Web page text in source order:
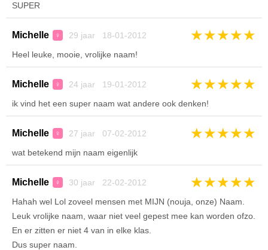
SUPER
Michelle ♀ 29 jaar 18-01-2012 ★★★★★
Heel leuke, mooie, vrolijke naam!
Michelle ♀ 24 jaar 19-01-2012 ★★★★★
ik vind het een super naam wat andere ook denken!
Michelle ♀ 27 jaar 07-02-2012 ★★★★★
wat betekend mijn naam eigenlijk
Michelle ♀ 30 jaar 22-02-2012 ★★★★★
Hahah wel Lol zoveel mensen met MIJN (nouja, onze) Naam.
Leuk vrolijke naam, waar niet veel gepest mee kan worden ofzo.
En er zitten er niet 4 van in elke klas.
Dus super naam.